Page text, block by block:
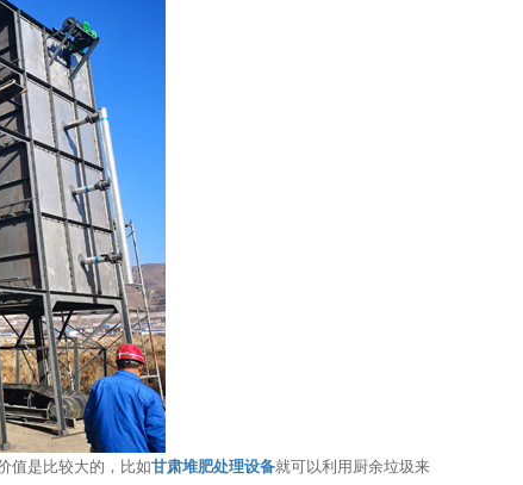
值是比较大的，比如甘肃堆肥处理设备就可以利用厨余垃圾来